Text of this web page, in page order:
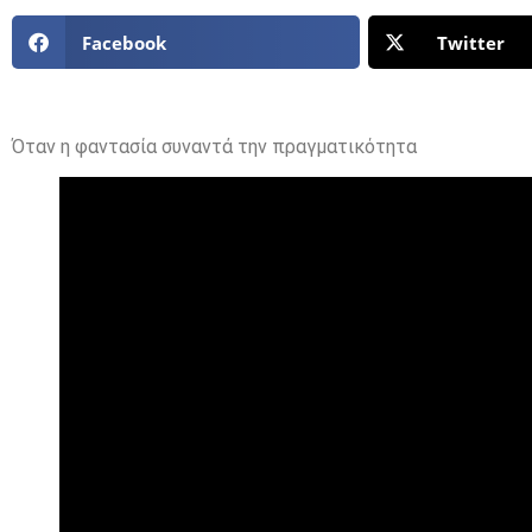
Facebook Twitter
Όταν η φαντασία συναντά την πραγματικότητα